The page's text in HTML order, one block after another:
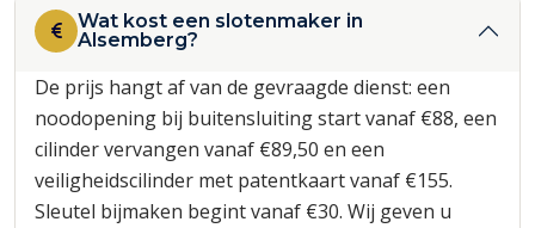
Wat kost een slotenmaker in
Alsemberg?
De prijs hangt af van de gevraagde dienst: een
noodopening bij buitensluiting start vanaf €88, een
cilinder vervangen vanaf €89,50 en een
veiligheidscilinder met patentkaart vanaf €155.
Sleutel bijmaken begint vanaf €30. Wij geven u